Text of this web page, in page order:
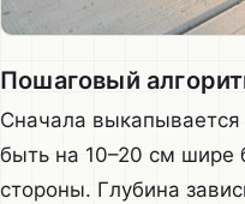
Пошаговый
Сначала
быть на 10–20 см шире
стороны. Глубина